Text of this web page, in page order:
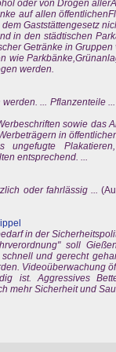
oder von Drogen
auf allen
Gaststättengesetz
in den städtischen
Getränke in
wie
werden.
... Pflanzenteile
sowie das
in
ungefugte
entsprechend. ...
oder fahrlässig ...
in der
soll
und gerecht
Videoüberwachung
ist. Aggressives
mehr Sicherheit und